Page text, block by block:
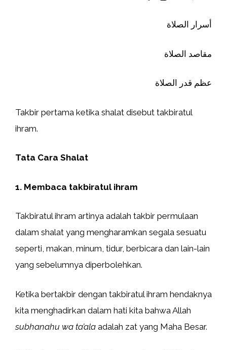
أسرار الصلاة
مقاصد الصلاة
عظم قدر الصلاة
Takbir pertama ketika shalat disebut takbiratul
ihram.
Tata Cara Shalat
1. Membaca takbiratul ihram
Takbiratul ihram artinya adalah takbir permulaan
dalam shalat yang mengharamkan segala sesuatu
seperti, makan, minum, tidur, berbicara dan lain-lain
yang sebelumnya diperbolehkan.
Ketika bertakbir dengan takbiratul ihram hendaknya
kita menghadirkan dalam hati kita bahwa Allah
subhanahu wa ta’ala adalah zat yang Maha Besar.